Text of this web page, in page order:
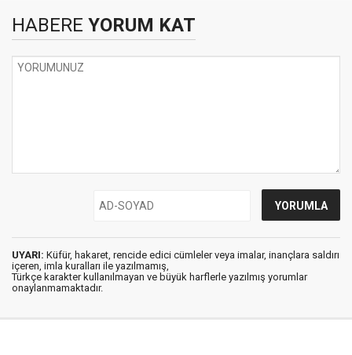
HABERE YORUM KAT
UYARI: Küfür, hakaret, rencide edici cümleler veya imalar, inançlara saldırı
içeren, imla kuralları ile yazılmamış,
Türkçe karakter kullanılmayan ve büyük harflerle yazılmış yorumlar
onaylanmamaktadır.